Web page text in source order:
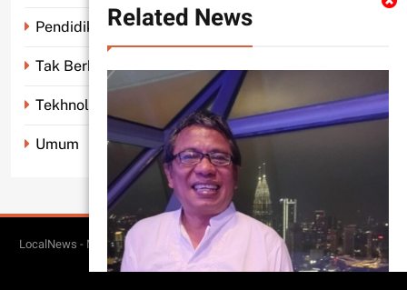
Related News
Pendidikan
Tak Berkategori
Tekhnologi
Umum
LocalNews - Modern WordPress Theme. All Rights Reserved 2026.. Free
Theme ByBlazeThemes